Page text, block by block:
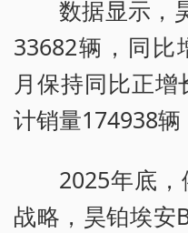
数据显示，
33682辆，同比
月保持同比正
计销量174938辆
2025年底，
战略，昊铂埃安